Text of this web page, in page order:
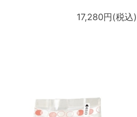
17,280円(税込)